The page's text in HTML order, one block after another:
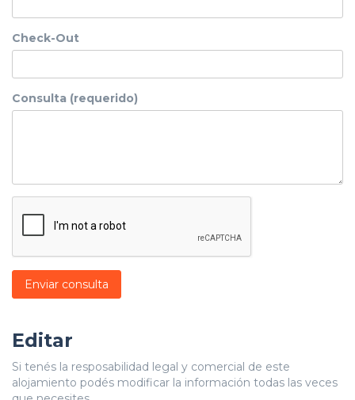
Check-Out
Consulta (requerido)
Enviar consulta
Editar
Si tenés la resposabilidad legal y comercial de este
alojamiento podés modificar la información todas las veces